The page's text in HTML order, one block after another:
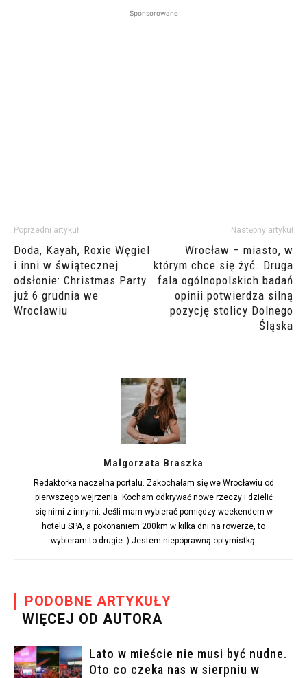
Sponsorowane
Poprzedni artykuł
Doda, Kayah, Roxie Węgiel
i inni w świątecznej
odsłonie: Christmas Party
już 6 grudnia we
Wrocławiu
Następny artykuł
Wrocław – miasto, w
którym chce się żyć. Druga
fala ogólnopolskich badań
opinii potwierdza silną
pozycję stolicy Dolnego
Śląska
Małgorzata Braszka
Redaktorka naczelna portalu. Zakochałam się we Wrocławiu od
pierwszego wejrzenia. Kocham odkrywać nowe rzeczy i dzielić
się nimi z innymi. Jeśli mam wybierać pomiędzy weekendem w
hotelu SPA, a pokonaniem 200km w kilka dni na rowerze, to
wybieram to drugie :) Jestem niepoprawną optymistką.
PODOBNE ARTYKUŁY
WIĘCEJ OD AUTORA
Lato w mieście nie musi być nudne.
Oto co czeka nas w sierpniu w